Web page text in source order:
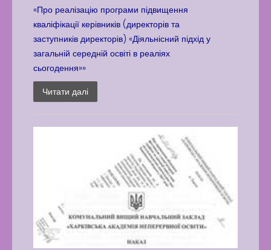
«Про реалізацію програми підвищення
кваліфікації керівників (директорів та
заступників директорів) «Діяльнісний підхід у
загальній середній освіті в реаліях
сьогодення»»
Читати далі